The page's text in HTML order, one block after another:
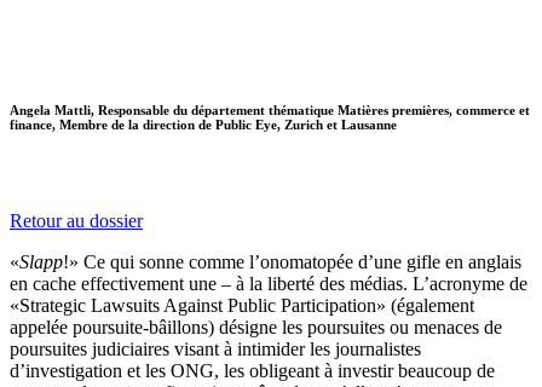
Angela Mattli, Responsable du département thématique Matières premières, commerce et
finance, Membre de la direction de Public Eye, Zurich et Lausanne
Retour au dossier
«Slapp!» Ce qui sonne comme l’onomatopée d’une gifle en anglais
en cache effectivement une – à la liberté des médias. L’acronyme de
«Strategic Lawsuits Against Public Participation» (également
appelée poursuite-bâillons) désigne les poursuites ou menaces de
poursuites judiciaires visant à intimider les journalistes
d’investigation et les ONG, les obligeant à investir beaucoup de